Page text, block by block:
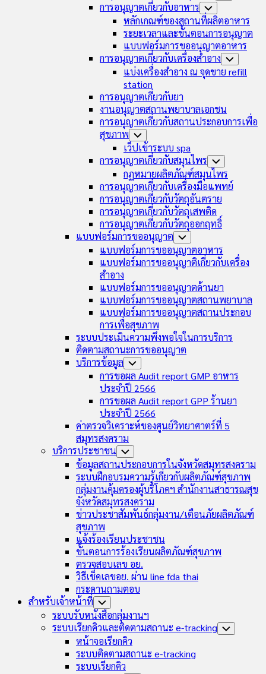
การอนุญาตเกี่ยวกับอาหาร Toggle
Child
Menu
หลักเกณฑ์ของสถานที่ผลิตอาหาร
ระยะเวลาและขั้นตอนการอนุญาต
แบบฟอร์มการขออนุญาตอาหาร
การอนุญาตเกี่ยวกับเครื่องสำอาง Toggle
Child
Menu
แบ่งเครื่องสำอาง ณ จุดขาย refill
station
การอนุญาตเกี่ยวกับยา
งานอนุญาตสถานพยาบาลเอกชน
การอนุญาตเกี่ยวกับสถานประกอบการเพื่อ
สุขภาพ Toggle
Child
Menu
เว็ปเข้าระบบ spa
การอนุญาตเกี่ยวกับสมุนไพร Toggle
Child
Menu
กฏหมายผลิตภัณฑ์สมุนไพร
การอนุญาตเกี่ยวกับเครื่องมือแพทย์
การอนุญาตเกี่ยวกับวัตถุอันตราย
การอนุญาตเกี่ยวกับวัตถุเสพติด
การอนุญาตเกี่ยวกับวัตถุออกฤทธิ์
แบบฟอร์มการขออนุญาต Toggle
Child
Menu
แบบฟอร์มการขออนุญาตอาหาร
แบบฟอร์มการขออนุญาติเกี่ยวกับเครื่อง
สำอาง
แบบฟอร์มการขออนุญาตด้านยา
แบบฟอร์มการขออนุญาตสถานพยาบาล
แบบฟอร์มการขออนุญาตสถานประกอบ
การเพื่อสุขภาพ
ระบบประเมินความพึงพอใจในการบริการ
ติดตามสถานะการขออนุญาต
บริการข้อมูล Toggle
Child
Menu
การขอผล Audit report GMP อาหาร
ประจำปี 2566
การขอผล Audit report GPP ร้านยา
ประจำปี 2566
ค่าตรวจวิเคราะห์ของศูนย์วิทยาศาตร์ที่ 5
สมุทรสงคราม
บริการประชาชน Toggle
Child
Menu
ข้อมูลสถานประกอบการในจังหวัดสมุทรสงคราม
ระบบฝึกอบรมความรู้เกี่ยวกับผลิตภัณฑ์สุขภาพ
กลุ่มงานคุ้มครองผู้บริโภคฯ สำนักงานสาธารณสุข
จังหวัดสมุทรสงคราม
ข่าวประชาสัมพันธ์กลุ่มงาน/เตือนภัยผลิตภัณฑ์
สุขภาพ
แจ้งร้องเรียนประชาชน
ขั้นตอนการร้องเรียนผลิตภัณฑ์สุขภาพ
ตรวจสอบเลข อย.
วิธีเช็คเลขอย. ผ่าน line fda thai
กระดานถามตอบ
สำหรับเจ้าหน้าที่ Toggle
Child
Menu
ระบบรับหนังสือกลุ่มงานฯ
ระบบเรียกคิวและติดตามสถานะ e-tracking Toggle
หน้าจอเรียกคิว
ระบบติดตามสถานะ e-tracking
ระบบเรียกคิว